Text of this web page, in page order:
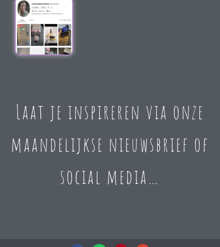
Laat je inspireren via onze
maandelijkse nieuwsbrief of
social media…